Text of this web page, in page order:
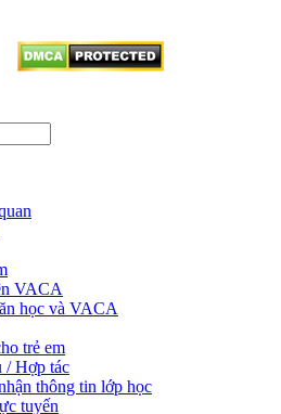
VACA
học và VACA
trẻ em
/ Hợp tác
thông tin lớp học
tuyến